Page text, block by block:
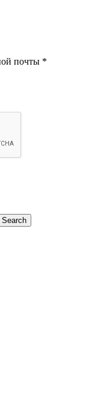
почты *
Search